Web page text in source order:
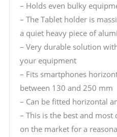
– Holds even bulky
– The Tablet holder is
a quiet heavy piece of
– Very durable solution
your equipment
– Fits smartphones
between 130 and 250 mm
– Can be fitted horizontal
– This is the best and
on the market for a